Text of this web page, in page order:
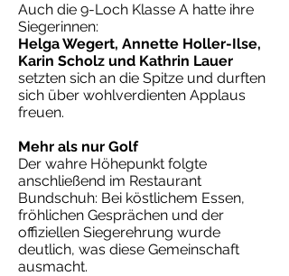
Auch die 9-Loch Klasse A hatte ihre
Siegerinnen:
Helga Wegert, Annette Holler-Ilse,
Karin Scholz und Kathrin Lauer
setzten sich an die Spitze und durften
sich über wohlverdienten Applaus
freuen.
Mehr als nur Golf
Der wahre Höhepunkt folgte
anschließend im Restaurant
Bundschuh: Bei köstlichem Essen,
fröhlichen Gesprächen und der
offiziellen Siegerehrung wurde
deutlich, was diese Gemeinschaft
ausmacht.